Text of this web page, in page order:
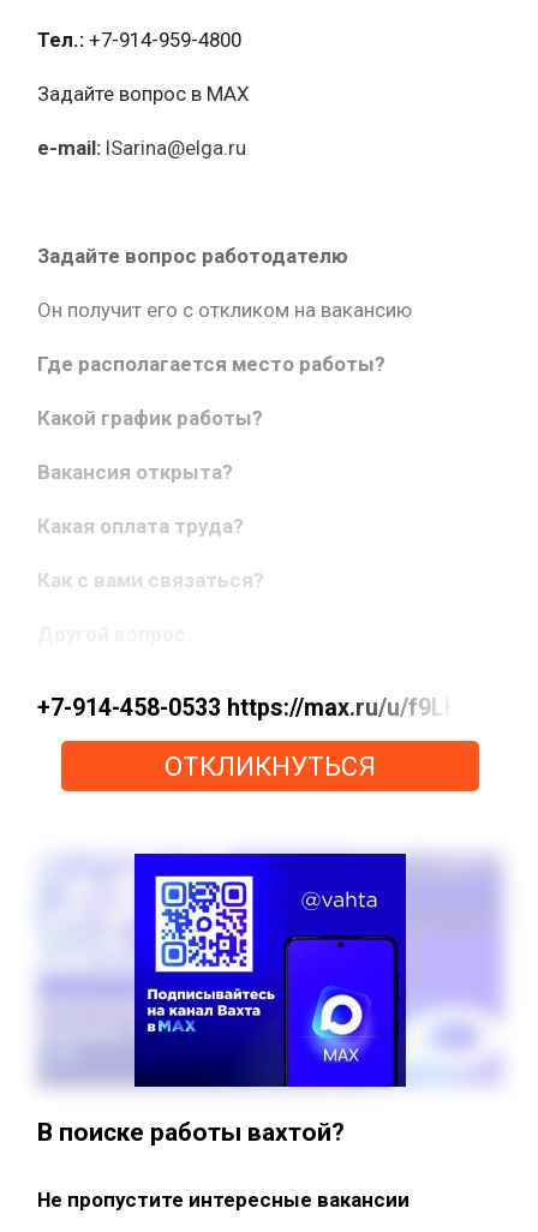
Тел.: +7-914-959-4800
Задайте вопрос в MAX
e-mail: ISarina@elga.ru
Задайте вопрос работодателю
Он получит его с откликом на вакансию
Где располагается место работы?
Какой график работы?
Вакансия открыта?
Какая оплата труда?
Как с вами связаться?
+7-914-458-0533 https://max.ru/u/
ОТКЛИКНУТЬСЯ
В поиске работы вахтой?
Не пропустите интересные вакансии